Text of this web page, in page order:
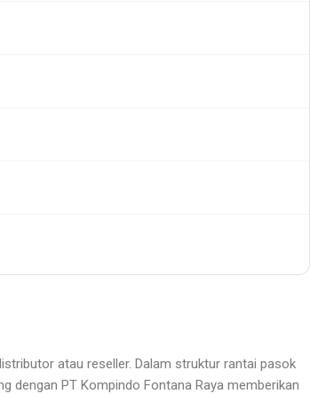
atau reseller. Dalam struktur rantai pasok
dengan PT Kompindo Fontana Raya memberikan